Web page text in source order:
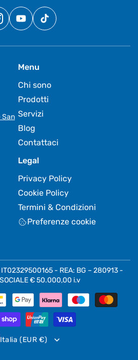
YouTubeTikTok
San
Menu
Chi sono
Prodotti
Servizi
Blog
Contattaci
Legal
Privacy Policy
Cookie Policy
Termini & Condizioni
Preferenze cookie
- REA: BG – 280913 -
€ 50.000,00 i.v
Italia (EUR €)